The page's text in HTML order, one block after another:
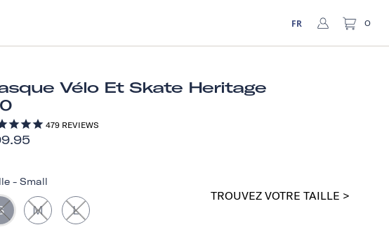
FR 0
Vélo Et Skate Heritage
479 REVIEWS
- Small
M L
TROUVEZ VOTRE TAILLE >